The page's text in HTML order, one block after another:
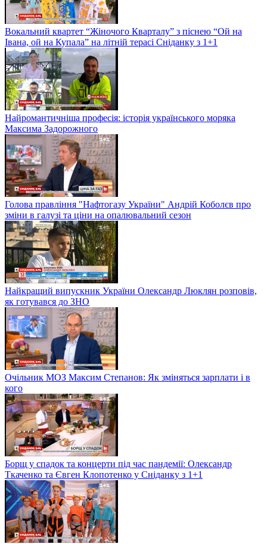
Вокальний квартет “Жіночого Кварталу” з піснею “Ой на
Івана, ой на Купала” на літній терасі Сніданку з 1+1
Найромантичніша професія: історія українського моряка
Максима Задорожного
Голова правління "Нафтогазу України" Андрій Коболєв про
зміни в галузі та ціни на опалювальний сезон
Найкращий випускник України Олександр Люклян розповів,
як готувався до ЗНО
Очільник МОЗ Максим Степанов: Як зміняться зарплати і в
кого
Борщ у спадок та концерти під час пандемії: Олександр
Ткаченко та Євген Клопотенко у Сніданку з 1+1